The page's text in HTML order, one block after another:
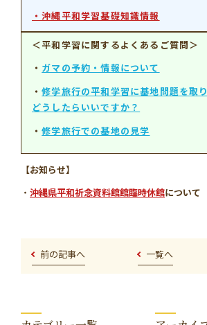
・沖縄平和学習基礎知識情報
＜平和学習に関するよくあるご質問＞
・ ガマの予約・情報について
・修学旅行の平和学習に基地問題を取
どうしたらいいですか？
・修学旅行での基地の見学
【お知らせ】
・ 沖縄県平和祈念資料館館臨時休館について
前の記事へ 一覧へ